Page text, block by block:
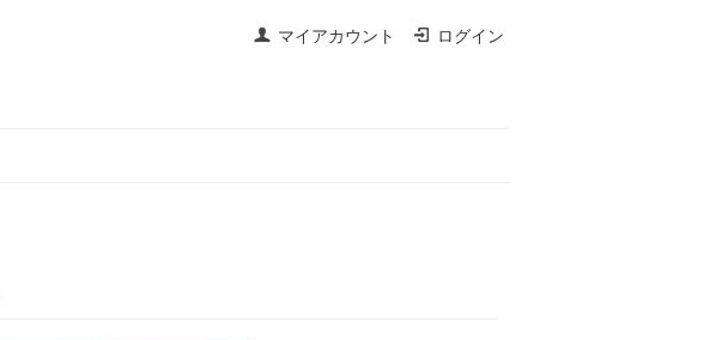
マイアカウント ログイン